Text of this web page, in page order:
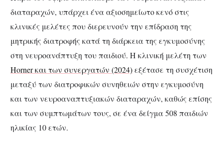
διαταραχών, υπάρχει ένα αξιοσημείωτο κενό στις
κλινικές μελέτες που διερευνούν την επίδραση της
μητρικής διατροφής κατά τη διάρκεια της εγκυμοσύνης
στη νευροανάπτυξη του παιδιού. Η κλινική μελέτη των
Horner και των συνεργατών (2024)εξέτασε τη συσχέτιση
μεταξύ των διατροφικών συνηθειών στην εγκυμοσύνη
και των νευροαναπτυξιακών διαταραχών, καθώς επίσης
και των συμπτωμάτων τους, σε ένα δείγμα 508 παιδιών
ηλικίας 10 ετών.